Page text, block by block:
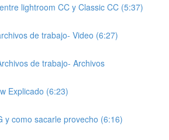
lightroom CC y Classic CC (5:37)
de trabajo- Video (6:27)
de trabajo- Archivos
Explicado (6:23)
y como sacarle provecho (6:16)